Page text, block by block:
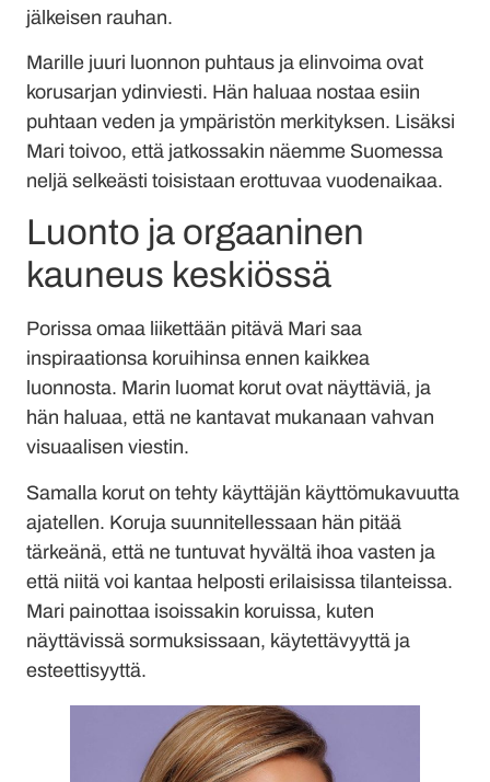
jälkeisen rauhan.
Marille juuri luonnon puhtaus ja elinvoima ovat
korusarjan ydinviesti. Hän haluaa nostaa esiin
puhtaan veden ja ympäristön merkityksen. Lisäksi
Mari toivoo, että jatkossakin näemme Suomessa
neljä selkeästi toisistaan erottuvaa vuodenaikaa.
Luonto ja orgaaninen
kauneus keskiössä
Porissa omaa liikettään pitävä Mari saa
inspiraationsa koruihinsa ennen kaikkea
luonnosta. Marin luomat korut ovat näyttäviä, ja
hän haluaa, että ne kantavat mukanaan vahvan
visuaalisen viestin.
Samalla korut on tehty käyttäjän käyttömukavuutta
ajatellen. Koruja suunnitellessaan hän pitää
tärkeänä, että ne tuntuvat hyvältä ihoa vasten ja
että niitä voi kantaa helposti erilaisissa tilanteissa.
Mari painottaa isoissakin koruissa, kuten
näyttävissä sormuksissaan, käytettävyyttä ja
esteettisyyttä.